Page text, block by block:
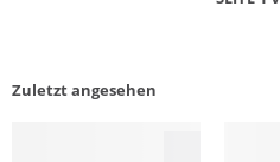
Zuletzt angesehen